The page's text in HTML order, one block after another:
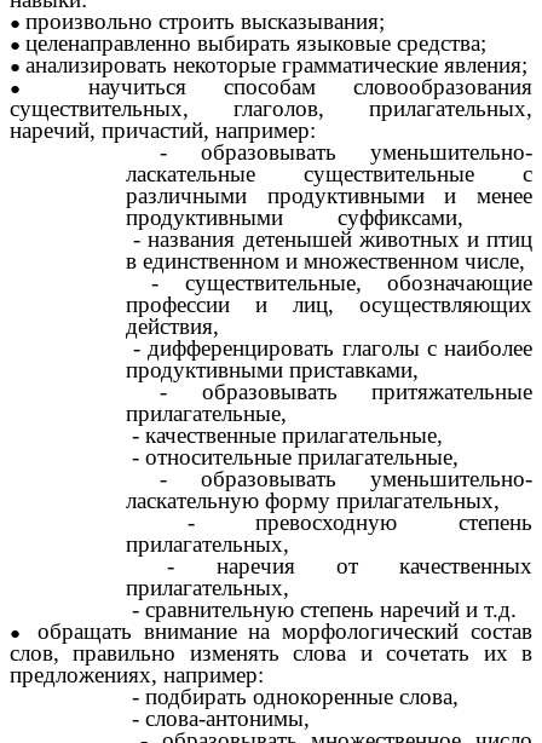
произвольно строить высказывания;
целенаправленно выбирать языковые средства;
анализировать некоторые грамматические явления;
научиться способам словообразования
существительных, глаголов, прилагательных,
наречий, причастий, например:
- образовывать уменьшительно-
ласкательные существительные с
различными продуктивными и менее
продуктивными суффиксами,
- названия детенышей животных и птиц
в единственном и множественном числе,
- существительные, обозначающие
профессии и лиц, осуществляющих
действия,
- дифференцировать глаголы с наиболее
продуктивными приставками,
- образовывать притяжательные
прилагательные,
- качественные прилагательные,
- относительные прилагательные,
- образовывать уменьшительно-
ласкательную форму прилагательных,
- превосходную степень
прилагательных,
- наречия от качественных
прилагательных,
- сравнительную степень наречий и т.д.
обращать внимание на морфологический состав
слов, правильно изменять слова и сочетать их в
предложениях, например:
- подбирать однокоренные слова,
- слова-антонимы,